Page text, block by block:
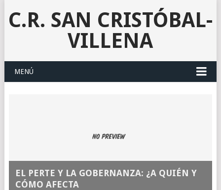
C.R. SAN CRISTÓBAL-
VILLENA
MENÚ
EL PERTE Y LA GOBERNANZA: ¿A QUIÉN Y
CÓMO AFECTA